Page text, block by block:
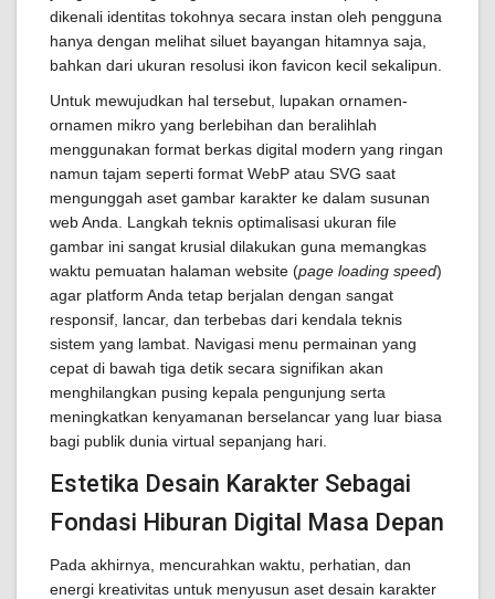
dikenali identitas tokohnya secara instan oleh pengguna
hanya dengan melihat siluet bayangan hitamnya saja,
bahkan dari ukuran resolusi ikon favicon kecil sekalipun.
Untuk mewujudkan hal tersebut, lupakan ornamen-
ornamen mikro yang berlebihan dan beralihlah
menggunakan format berkas digital modern yang ringan
namun tajam seperti format WebP atau SVG saat
mengunggah aset gambar karakter ke dalam susunan
web Anda. Langkah teknis optimalisasi ukuran file
gambar ini sangat krusial dilakukan guna memangkas
waktu pemuatan halaman website (page loading speed)
agar platform Anda tetap berjalan dengan sangat
responsif, lancar, dan terbebas dari kendala teknis
sistem yang lambat. Navigasi menu permainan yang
cepat di bawah tiga detik secara signifikan akan
menghilangkan pusing kepala pengunjung serta
meningkatkan kenyamanan berselancar yang luar biasa
bagi publik dunia virtual sepanjang hari.
Estetika Desain Karakter Sebagai
Fondasi Hiburan Digital Masa Depan
Pada akhirnya, mencurahkan waktu, perhatian, dan
energi kreativitas untuk menyusun aset desain karakter